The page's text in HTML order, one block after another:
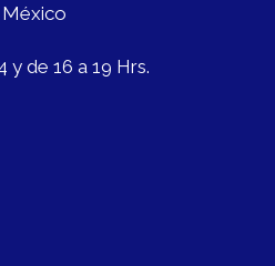
México
y de 16 a 19 Hrs.